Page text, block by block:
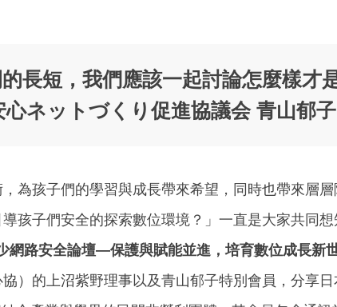
長短，我們應該一起討論怎麼樣才
ネットづくり促進協議会 青山郁
為孩子們的學習與成長帶來希望，同時也帶來層
孩子們安全的探索數位環境？」一直是大家共同
網路安全論壇—保護與賦能並進，培育數位成長新
協）的上沼紫野理事以及青山郁子特別會員，分享